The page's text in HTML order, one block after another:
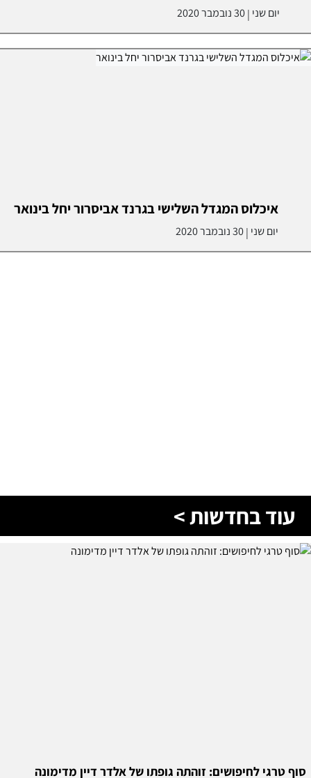
יום שני |30 נובמבר 2020
איכלוס המגדל השלישי בגרנד אביסרור יחל בינואר
יום שני |30 נובמבר 2020
עוד בחדשות >
סוף טרגי לחיפושים: זוהתה גופתו של אלדר דיין מדימונה